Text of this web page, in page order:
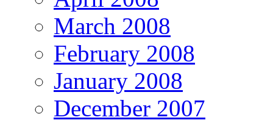
March 2008
February 2008
January 2008
December 2007